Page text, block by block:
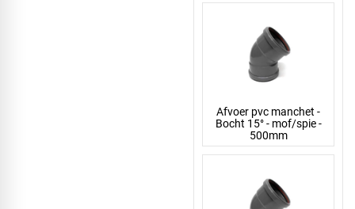
Afvoer pvc manchet -
Bocht 15° - mof/spie -
500mm